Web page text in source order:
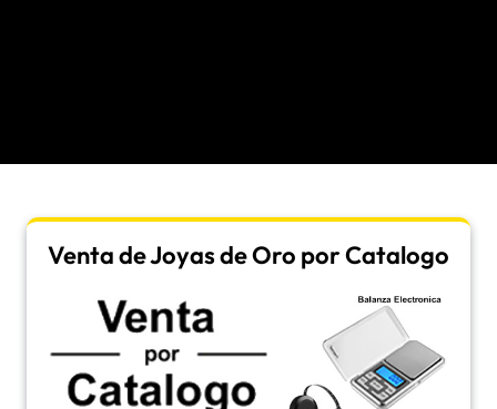
Venta de Joyas de Oro por Catalogo